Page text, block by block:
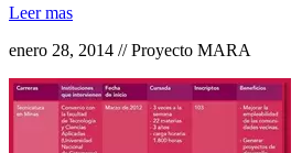
Leer mas
enero 28, 2014 // Proyecto MARA